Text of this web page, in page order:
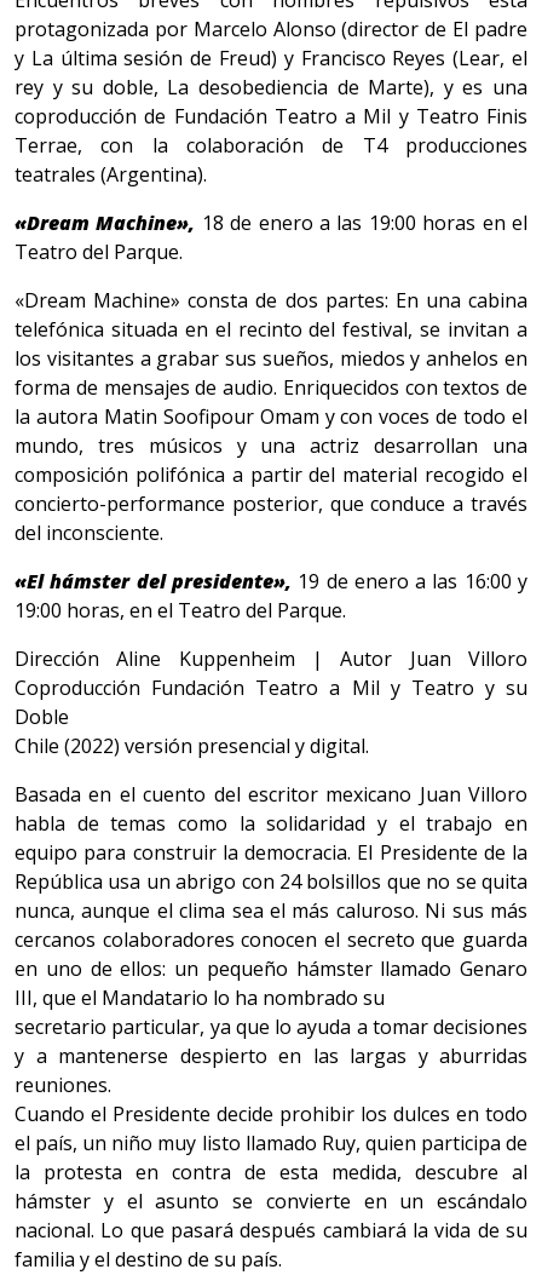
protagonizada por Marcelo Alonso (director de El padre
y La última sesión de Freud) y Francisco Reyes (Lear, el
rey y su doble, La desobediencia de Marte), y es una
coproducción de Fundación Teatro a Mil y Teatro Finis
Terrae, con la colaboración de T4 producciones
teatrales (Argentina).
«Dream Machine», 18 de enero a las 19:00 horas en el
Teatro del Parque.
«Dream Machine» consta de dos partes: En una cabina
telefónica situada en el recinto del festival, se invitan a
los visitantes a grabar sus sueños, miedos y anhelos en
forma de mensajes de audio. Enriquecidos con textos de
la autora Matin Soofipour Omam y con voces de todo el
mundo, tres músicos y una actriz desarrollan una
composición polifónica a partir del material recogido el
concierto-performance posterior, que conduce a través
del inconsciente.
«El hámster del presidente», 19 de enero a las 16:00 y
19:00 horas, en el Teatro del Parque.
Dirección Aline Kuppenheim | Autor Juan Villoro
Coproducción Fundación Teatro a Mil y Teatro y su
Doble
Chile (2022) versión presencial y digital.
Basada en el cuento del escritor mexicano Juan Villoro
habla de temas como la solidaridad y el trabajo en
equipo para construir la democracia. El Presidente de la
República usa un abrigo con 24 bolsillos que no se quita
nunca, aunque el clima sea el más caluroso. Ni sus más
cercanos colaboradores conocen el secreto que guarda
en uno de ellos: un pequeño hámster llamado Genaro
III, que el Mandatario lo ha nombrado su
secretario particular, ya que lo ayuda a tomar decisiones
y a mantenerse despierto en las largas y aburridas
reuniones.
Cuando el Presidente decide prohibir los dulces en todo
el país, un niño muy listo llamado Ruy, quien participa de
la protesta en contra de esta medida, descubre al
hámster y el asunto se convierte en un escándalo
nacional. Lo que pasará después cambiará la vida de su
familia y el destino de su país.